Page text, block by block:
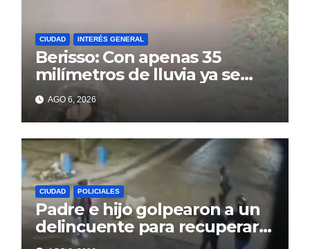
CIUDAD INTERÉS GENERAL
Berisso: Con apenas 35
milímetros de lluvia ya se
sienten los problemas
AGO 6, 2026
CIUDAD POLICIALES
Padre e hijo golpearon a un
delincuente para recuperar
un celular robado en Berisso